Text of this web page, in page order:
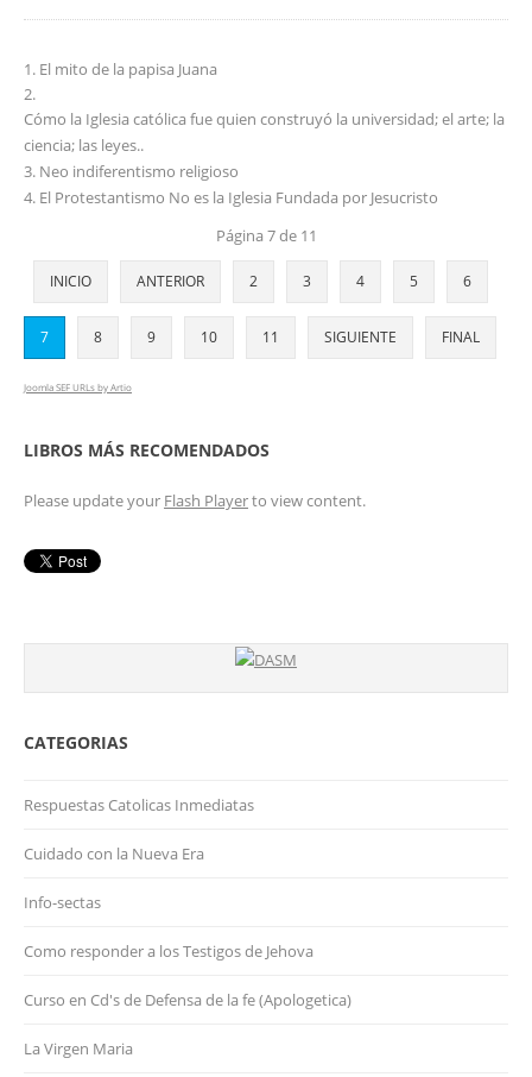
El mito de la papisa Juana
Cómo la Iglesia católica fue quien construyó la universidad; el arte; la
ciencia; las leyes..
Neo indiferentismo religioso
El Protestantismo No es la Iglesia Fundada por Jesucristo
Página 7 de 11
INICIO ANTERIOR 2 3 4 5 6
7 8 9 10 11 SIGUIENTE FINAL
Joomla SEF URLs by Artio
LIBROS MÁS RECOMENDADOS
Please update your Flash Playerto view content.
CATEGORIAS
Respuestas Catolicas Inmediatas
Cuidado con la Nueva Era
Info-sectas
Como responder a los Testigos de Jehova
Curso en Cd's de Defensa de la fe (Apologetica)
La Virgen Maria